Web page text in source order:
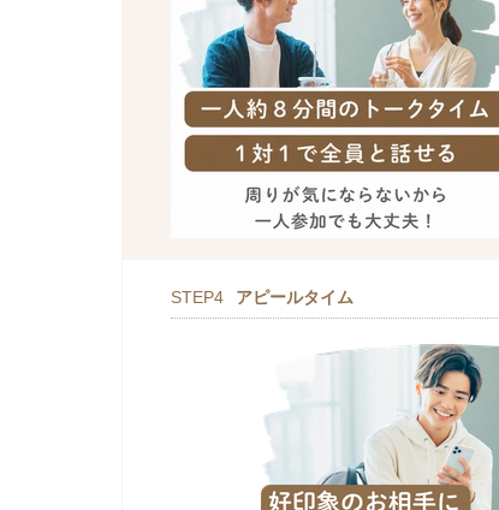
STEP4 アピールタイム